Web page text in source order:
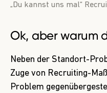
„Du kannst uns mal“
Ok, aber warum
Neben der Standort-
Zuge von Recruiting-
Problem